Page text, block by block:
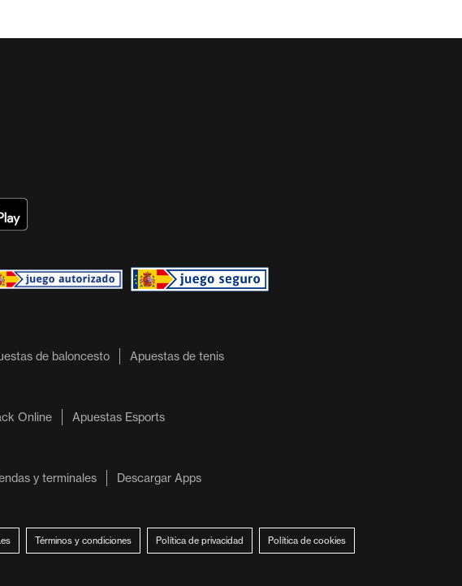
de baloncesto Apuestas de tenis
Online Apuestas Esports
y terminales Descargar Apps
Términos y condiciones Política de privacidad Política de cookies